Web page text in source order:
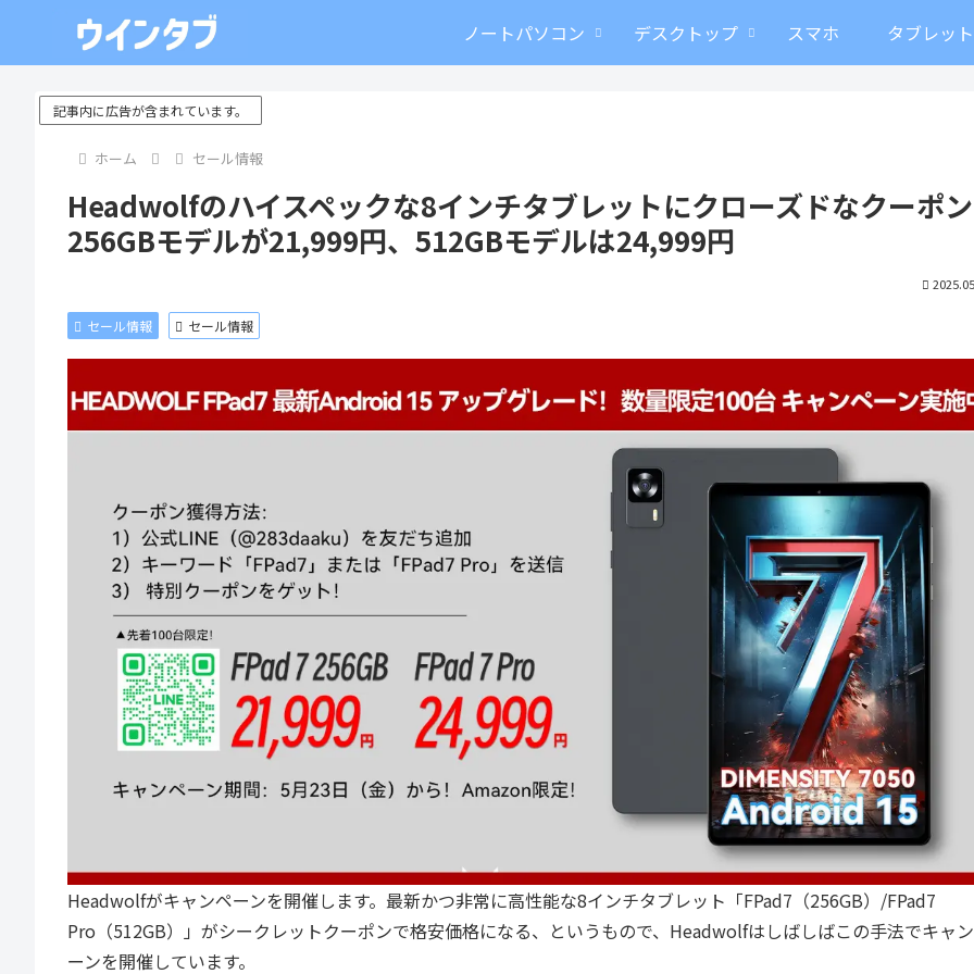
ノートパソコン デスクトップ スマホ タブレット
記事内に広告が含まれています。
ホーム セール情報
Headwolfのハイスペックな8インチタブレットにクローズドなクーポ
256GBモデルが21,999円、512GBモデルは24,999円
セール情報 セール情報
Headwolfがキャンペーンを開催します。最新かつ非常に高性能な8インチタブレット「FPad7（256GB）/FPad7
Pro（512GB）」がシークレットクーポンで格安価格になる、というもので、Headwolfはしばしばこの手法でキャ
ーンを開催しています。